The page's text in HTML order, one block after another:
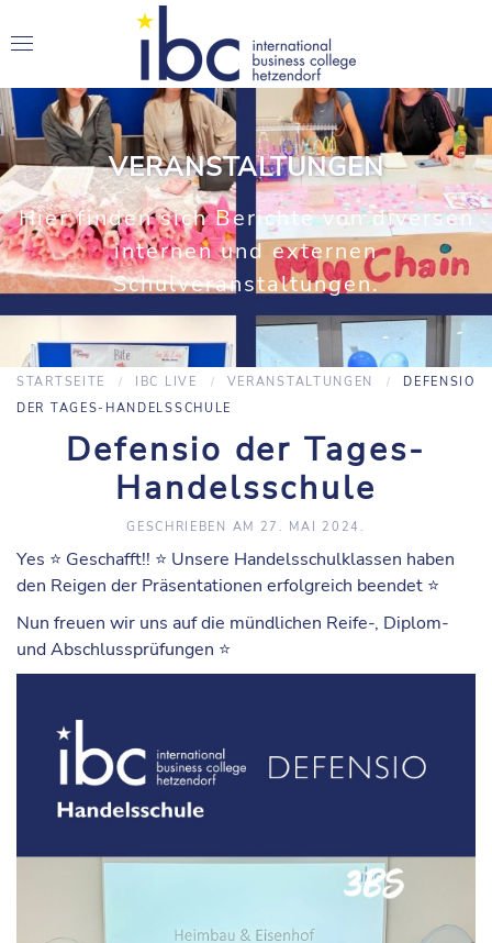
VERANSTALTUNGEN
Hier finden sich Berichte von diversen
internen und externen
Schulveranstaltungen.
STARTSEITE IBC LIVE VERANSTALTUNGEN
DEFENSIO
DER TAGES-HANDELSSCHULE
Defensio der Tages-
Handelsschule
GESCHRIEBEN AM 27. MAI 2024.
Yes ⭐️ Geschafft!! ⭐️ Unsere Handelsschulklassen haben
den Reigen der Präsentationen erfolgreich beendet ⭐️
Nun freuen wir uns auf die mündlichen Reife-, Diplom-
und Abschlussprüfungen ⭐️